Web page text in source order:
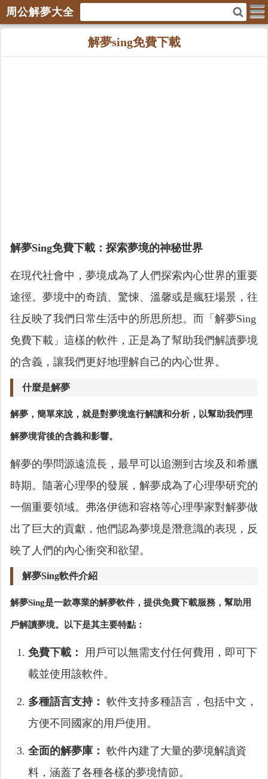
周公解夢大全
解夢sing免費下載
解夢Sing免費下載：探索夢境的神秘世界
在現代社會中，夢境成為了人們探索內心世界的重要
途徑。夢境中的奇蹟、驚悚、溫馨或是瘋狂場景，往
往反映了我們日常生活中的所思所想。而「解夢Sing
免費下載」這樣的軟件，正是為了幫助我們解讀夢境
的含義，讓我們更好地理解自己的內心世界。
什麼是解夢
解夢，簡單來說，就是對夢境進行解讀和分析，以幫助我們理
解夢境背後的含義和影響。
解夢的學問源遠流長，最早可以追溯到古埃及和希臘
時期。隨著心理學的發展，解夢成為了心理學研究的
一個重要領域。弗洛伊德和容格等心理學家對解夢做
出了巨大的貢獻，他們認為夢境是潛意識的表現，反
映了人們的內心衝突和欲望。
解夢Sing軟件介紹
解夢Sing是一款專業的解夢軟件，提供免費下載服務，幫助用
戶解讀夢境。以下是其主要特點：
免費下載：
用戶可以無需支付任何費用，即可下
載並使用該軟件。
多種語言支持： 軟件支持多種語言，包括中文，
方便不同國家的用戶使用。
全面的解夢庫： 軟件內建了大量的夢境解讀資
料，涵蓋了各種各樣的夢境情節。